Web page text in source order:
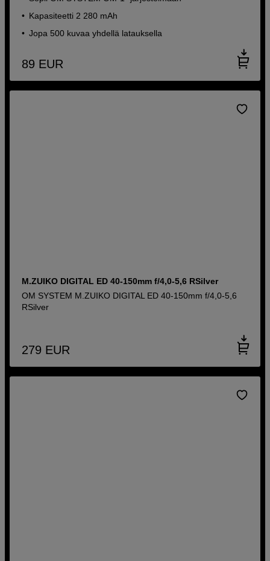
Kapasiteetti 2 280 mAh
Jopa 500 kuvaa yhdellä latauksella
89 EUR
M.ZUIKO DIGITAL ED 40-150mm f/4,0-5,6 RSilver
OM SYSTEM M.ZUIKO DIGITAL ED 40-150mm f/4,0-5,6
RSilver
279 EUR